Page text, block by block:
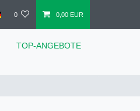
0 0,00 EUR
TOP-ANGEBOTE